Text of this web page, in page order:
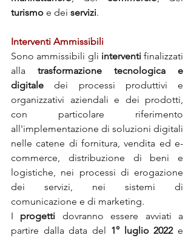
turismo e dei servizi.
Interventi Ammissibili
Sono ammissibili gli interventi finalizzati
alla trasformazione tecnologica e
digitale dei processi produttivi e
organizzativi aziendali e dei prodotti,
con particolare riferimento
all'implementazione di soluzioni digitali
nelle catene di fornitura, vendita ed e-
commerce, distribuzione di beni e
logistiche, nei processi di erogazione
dei servizi, nei sistemi di
comunicazione e di marketing.
I progetti dovranno essere avviati a
partire dalla data del 1° luglio 2022 e